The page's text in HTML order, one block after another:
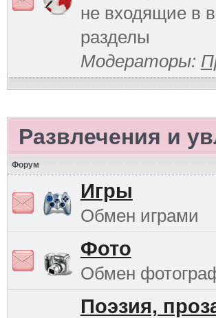
не входящие в
разделы
Модераторы:
Развлечения и
Форум
Игры
Обмен играми
Фото
Обмен
Поэзия,